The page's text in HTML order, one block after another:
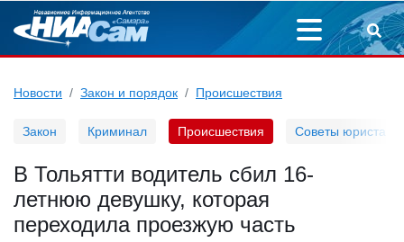
Новости Закон и порядок Происшествия
Закон Криминал Происшествия Советы юриста
В Тольятти водитель сбил 16-
летнюю девушку, которая
переходила проезжую часть